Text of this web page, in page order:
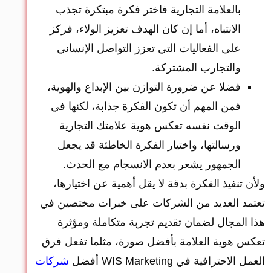
بالعلامة التجارية فاختر فكرة مبتكرة تجذب
الانتباه، أما إن كان الهدف تعزيز الولاء، فركز
على الفعاليات التي تعزز التواصل الإنساني
والتجارب المشتركة.
فضلا عن ضرورة التوازن بين الإبداع والهوية،
فمن المهم أن تكون الفكرة جذابة، لكنها في
الوقت نفسه تعكس هوية علامتك التجارية
ورسالتها، واختيار الفكرة الخاطئة قد يجعل
الجمهور يشعر بعدم الانسجام مع الحدث.
ولأن تنفيذ الفكرة بدقة لا يقل أهمية عن اختيارها،
تعتمد العديد من الشركات على خبرات مختصين في
هذا المجال لضمان تقديم تجربة متكاملة ومؤثرة
تعكس هوية العلامة بأفضل صورة، مثلما تفعل فرق
العمل الاحترافية في WIS Marketing أفضل
شركات